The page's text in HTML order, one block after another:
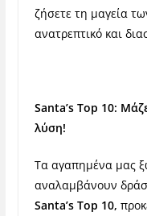
ζήσετε τη μαγεία
ανατρεπτικό και
Santa’s Top 10:
λύση!
Τα αγαπημένα μας
αναλαμβάνουν
Santa’s Top 10,